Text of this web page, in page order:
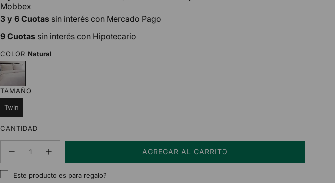
Mobbex
3 y 6 Cuotas sin interés con Mercado Pago
9 Cuotas sin interés con Hipotecario
COLOR Natural
N
a
t
u
r
a
l
TAMAÑO
Twin
CANTIDAD
AGREGAR AL CARRITO
C
Este producto es para regalo?